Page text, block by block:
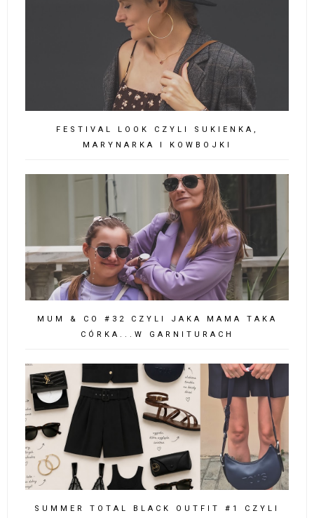
FESTIVAL LOOK CZYLI SUKIENKA,
MARYNARKA I KOWBOJKI
MUM & CO #32 CZYLI JAKA MAMA TAKA
CÓRKA...W GARNITURACH
SUMMER TOTAL BLACK OUTFIT #1 CZYLI